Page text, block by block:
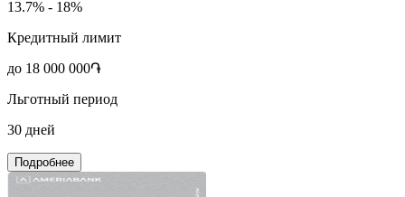
13.7% - 18%
Кредитный лимит
до 18 000 000֏
Льготный период
30 дней
Подробнее